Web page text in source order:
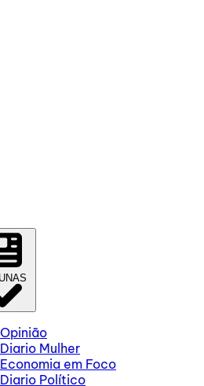
Opinião
Diario Mulher
Economia em Foco
Diario Político